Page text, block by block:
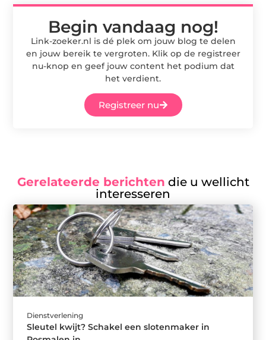
Begin vandaag nog!
Link-zoeker.nl is dé plek om jouw blog te delen
en jouw bereik te vergroten. Klik op de registreer
nu-knop en geef jouw content het podium dat
het verdient.
Registreer nu
Gerelateerde berichten die u wellicht
interesseren
Dienstverlening
Sleutel kwijt? Schakel een slotenmaker in